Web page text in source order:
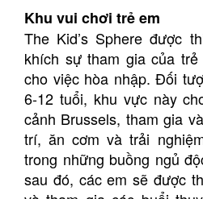
Khu vui chơi trẻ em
The Kid’s Sphere được
khích sự tham gia của
cho việc hòa nhập. Đối
6-12 tuổi, khu vực này
cảnh Brussels, tham gia
trí, ăn cơm và trải
trong những buồng ngủ
sau đó, các em sẽ được